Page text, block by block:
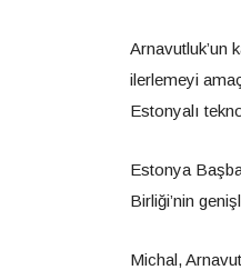
Arnavutluk’un
ilerlemeyi
Estonyalı
Estonya
Birliği’nin
Michal,